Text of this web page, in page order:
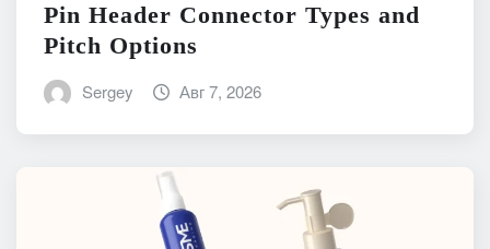
Pin Header Connector Types and
Pitch Options
Sergey Авг 7, 2026